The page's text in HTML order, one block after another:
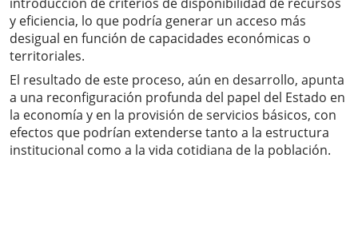
y eficiencia, lo que podría generar un acceso más
desigual en función de capacidades económicas o
territoriales.
El resultado de este proceso, aún en desarrollo, apunta
a una reconfiguración profunda del papel del Estado en
la economía y en la provisión de servicios básicos, con
efectos que podrían extenderse tanto a la estructura
institucional como a la vida cotidiana de la población.